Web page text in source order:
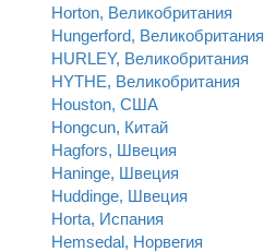
Horton, Великобритания
Hungerford, Великобритания
HURLEY, Великобритания
HYTHE, Великобритания
Houston, США
Hongcun, Китай
Hagfors, Швеция
Haninge, Швеция
Huddinge, Швеция
Horta, Испания
Hemsedal, Норвегия